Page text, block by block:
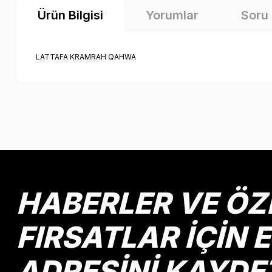
Ürün Bilgisi Yorumlar Soru
LATTAFA KRAMRAH QAHWA
Ürün resmi kalitesiz, bozuk veya görüntülenemiyor.
Ürün fiyatı diğer sitelerden daha pahalı.
HABERLER VE
FIRSATLAR İÇİN